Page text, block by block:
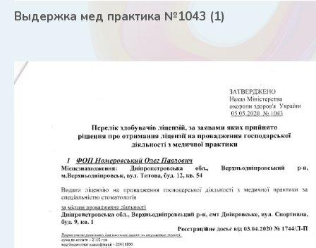
Выдержка мед практика №1043 (1)